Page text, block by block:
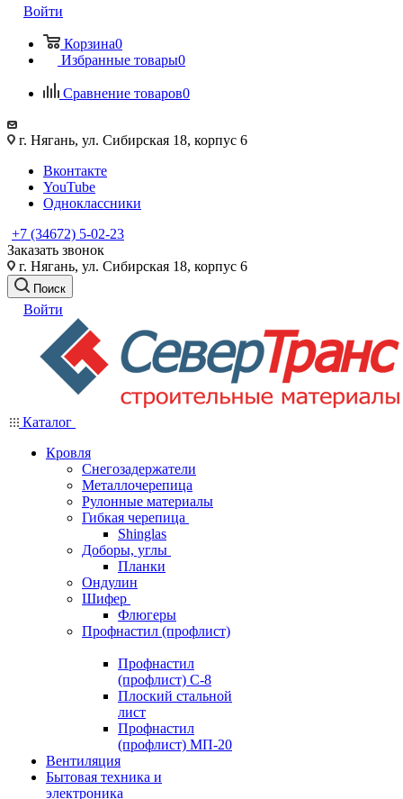
Войти
Корзина0
Избранные товары0
Сравнение товаров0
г. Нягань, ул. Сибирская 18, корпус 6
Вконтакте
YouTube
Одноклассники
+7 (34672) 5-02-23
Заказать звонок
г. Нягань, ул. Сибирская 18, корпус 6
Поиск
Войти
Каталог
Кровля
Снегозадержатели
Металлочерепица
Рулонные материалы
Гибкая черепица
Shinglas
Доборы, углы
Планки
Ондулин
Шифер
Флюгеры
Профнастил (профлист)
Профнастил
(профлист) С-8
Плоский стальной
лист
Профнастил
(профлист) МП-20
Вентиляция
Бытовая техника и
электроника